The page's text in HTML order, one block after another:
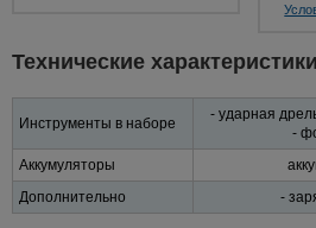
Технические
Инструменты в наборе
- ударная
-
Аккумуляторы
Дополнительно
-